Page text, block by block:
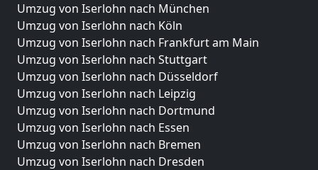
Umzug von Iserlohn nach München
Umzug von Iserlohn nach Köln
Umzug von Iserlohn nach Frankfurt am Main
Umzug von Iserlohn nach Stuttgart
Umzug von Iserlohn nach Düsseldorf
Umzug von Iserlohn nach Leipzig
Umzug von Iserlohn nach Dortmund
Umzug von Iserlohn nach Essen
Umzug von Iserlohn nach Bremen
Umzug von Iserlohn nach Dresden